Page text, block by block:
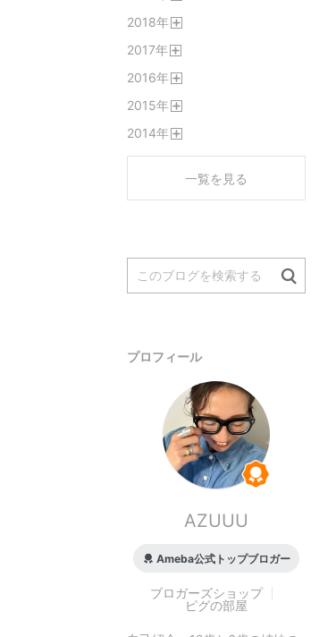
2018年
2017年
2016年
2015年
2014年
一覧を見る
プロフィール
AZUUU
Ameba公式トップブロガー
ブロガーズショップ
ピグの部屋